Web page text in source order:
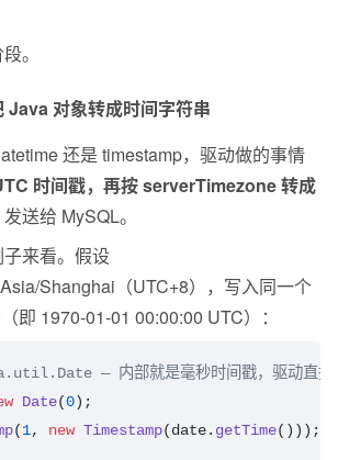
。
Java 对象转成时间字符串
还是 timestamp，驱动做的事情
时间戳，再按 serverTimezone 转成
发送给 MySQL。
来看。假设
Shanghai（UTC+8），写入同一个
1970-01-01 00:00:00 UTC）：
— 内部就是毫秒时间戳，驱动直
Date(0);
(1, new Timestamp(date. getTime()));